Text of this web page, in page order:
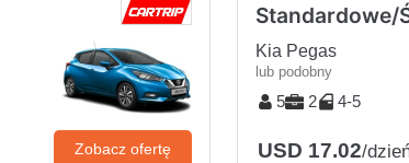
Zobacz ofertę
Standardowe/
Kia Pegas
lub podobny
5 2 4-5
USD 17.02/